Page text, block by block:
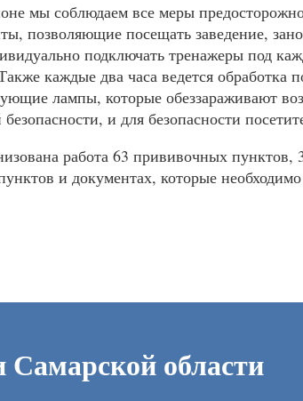
мы соблюдаем все меры
позволяющие посещать заведение,
подключать тренажеры под
каждые два часа ведется
лампы, которые обеззараживают
и для безопасности
работа 63 прививочных
и документах, которые
области